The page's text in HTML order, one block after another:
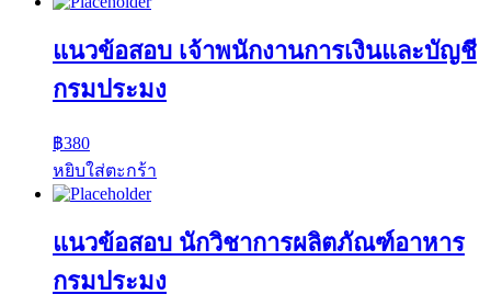
แนวข้อสอบ เจ้าพนักงานการเงินและบัญชี
กรมประมง
฿380
หยิบใส่ตะกร้า
แนวข้อสอบ นักวิชาการผลิตภัณฑ์อาหาร
กรมประมง